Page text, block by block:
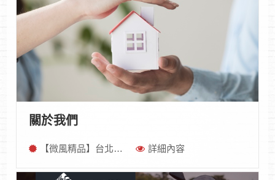
關於我們
【微風精品】台北最專業汽機車借款 詳細內容